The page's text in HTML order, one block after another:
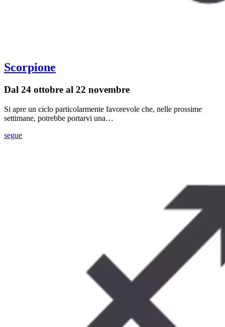
Scorpione
Dal 24 ottobre al 22 novembre
Si apre un ciclo particolarmente favorevole che, nelle prossime
settimane, potrebbe portarvi una…
segue